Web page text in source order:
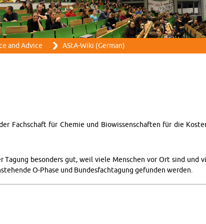
Skip to main content
and Ad­vice AStA-Wiki (Ger­man)
Fach­schaft für Chemie und Biowis­senschaften für die
beson­ders gut, weil viele Men­schen vor Ort sind und
O-Phase und Bun­des­fach­ta­gung ge­fun­den wer­den.